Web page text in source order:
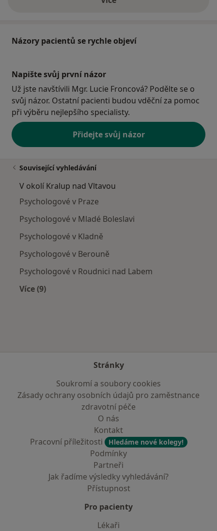
Jsem také členkou mezinárodního společenství
StillPoint Spaces sdružujícího terapeuty a poradce.
Pokud byste se o mně chtěli dozvědět více, můžete
navštívit mé stránky: https://www.luciefroncova.com
o adrese
Názory pacientů se rychle objeví
Napište svůj první názor
Už jste navštívili Mgr. Lucie Froncová? Podělte se o
svůj názor. Ostatní pacienti budou vděční za pomoc
při výběru nejlepšího specialisty.
Přidejte svůj názor
Související vyhledávání
V okolí Kralup nad Vltavou
Psychologové v Praze
Psychologové v Mladé Boleslavi
Psychologové v Kladně
Psychologové v Berouně
Psychologové v Roudnici nad Labem
Více (9)
Stránky
Soukromí a soubory cookies
Zásady ochrany osobních údajů pro zaměstnance
zdravotní péče
O nás
Kontakt
Pracovní příležitosti
Hledáme nové kolegy!
Podmínky
Partneři
Jak řadíme výsledky vyhledávání?
Přístupnost
Pro pacienty
Lékaři